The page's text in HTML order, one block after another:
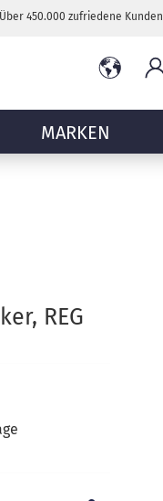
450.000 zufriedene Kunden
MARKEN
REG